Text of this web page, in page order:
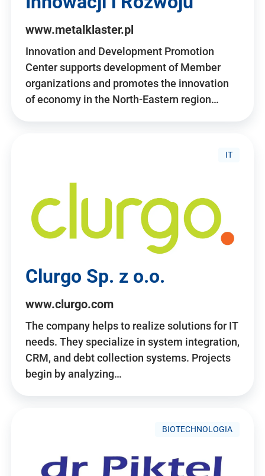
www.metalklaster.pl
Innovation and Development Promotion
Center supports development of Member
organizations and promotes the innovation
of economy in the North-Eastern region…
IT
Clurgo Sp. z o.o.
www.clurgo.com
The company helps to realize solutions for IT
needs. They specialize in system integration,
CRM, and debt collection systems. Projects
begin by analyzing…
BIOTECHNOLOGIA